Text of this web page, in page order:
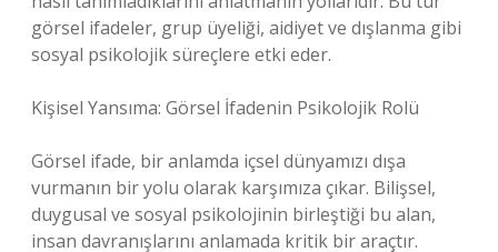
görsel ifadeler, grup üyeliği, aidiyet ve dışlanma gibi
sosyal psikolojik süreçlere etki eder.
Kişisel Yansıma: Görsel İfadenin Psikolojik Rolü
Görsel ifade, bir anlamda içsel dünyamızı dışa
vurmanın bir yolu olarak karşımıza çıkar. Bilişsel,
duygusal ve sosyal psikolojinin birleştiği bu alan,
insan davranışlarını anlamada kritik bir araçtır.